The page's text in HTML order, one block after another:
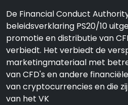
De Financial Conduct
beleidsverklaring PS20/10
promotie en distributie van
verbiedt. Het verbiedt de
marketingmateriaal met
van CFD's en andere
van cryptocurrencies en die
van het VK